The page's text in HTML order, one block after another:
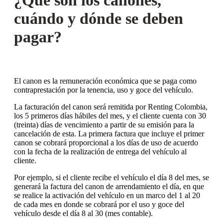
cuándo y dónde se deben
pagar?
El canon es la remuneración económica que se paga como
contraprestación por la tenencia, uso y goce del vehículo.
La facturación del canon será remitida por Renting Colombia,
los 5 primeros días hábiles del mes, y el cliente cuenta con 30
(treinta) días de vencimiento a partir de su emisión para la
cancelación de esta. La primera factura que incluye el primer
canon se cobrará proporcional a los días de uso de acuerdo
con la fecha de la realización de entrega del vehículo al
cliente.
Por ejemplo, si el cliente recibe el vehículo el día 8 del mes, se
generará la factura del canon de arrendamiento el día, en que
se realice la activación del vehículo en un marco del 1 al 20
de cada mes en donde se cobrará por el uso y goce del
vehículo desde el día 8 al 30 (mes contable).